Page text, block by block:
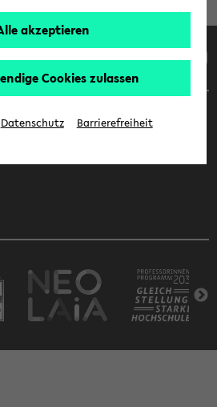
akzeptieren
Cookies zulassen
Datenschutz Barrierefreiheit